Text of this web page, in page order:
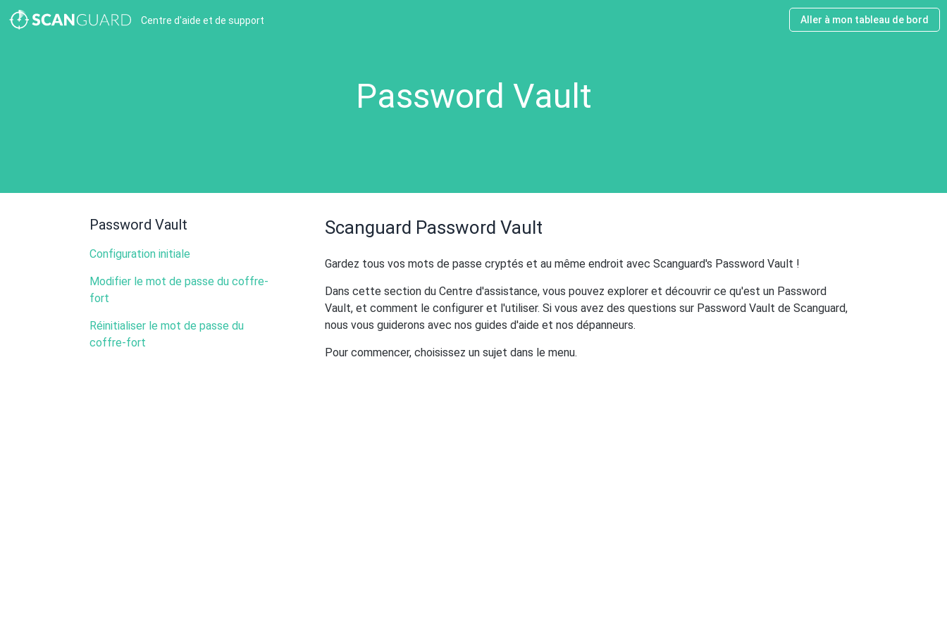
Centre d'aide et de support Aller à mon tableau de bord
Password Vault
Password Vault
Configuration initiale
Modifier le mot de passe du coffre-
fort
Réinitialiser le mot de passe du
coffre-fort
Scanguard Password Vault
Gardez tous vos mots de passe cryptés et au même endroit avec Scanguard's Password Vault !
Dans cette section du Centre d'assistance, vous pouvez explorer et découvrir ce qu'est un Password
Vault, et comment le configurer et l'utiliser. Si vous avez des questions sur Password Vault de Scanguard,
nous vous guiderons avec nos guides d'aide et nos dépanneurs.
Pour commencer, choisissez un sujet dans le menu.